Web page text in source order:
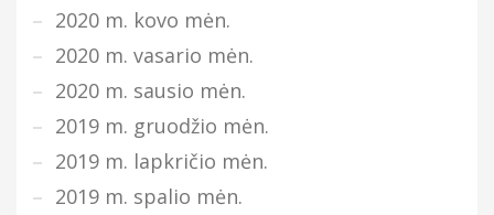
2020 m. kovo mėn.
2020 m. vasario mėn.
2020 m. sausio mėn.
2019 m. gruodžio mėn.
2019 m. lapkričio mėn.
2019 m. spalio mėn.